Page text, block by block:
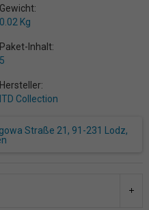
Gewicht:
0.02 Kg
Paket-Inhalt:
5
Hersteller:
ITD Collection
Straße 21, 91-231 Lodz,